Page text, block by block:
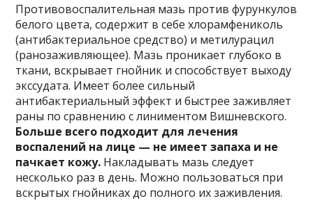
Противовоспалительная мазь против фурункулов
белого цвета, содержит в себе хлорамфениколь
(антибактериальное средство) и метилурацил
(ранозаживляющее). Мазь проникает глубоко в
ткани, вскрывает гнойник и способствует выходу
экссудата. Имеет более сильный
антибактериальный эффект и быстрее заживляет
раны по сравнению с линиментом Вишневского.
Больше всего подходит для лечения
воспалений на лице — не имеет запаха и не
пачкает кожу. Накладывать мазь следует
несколько раз в день. Можно пользоваться при
вскрытых гнойниках до полного их заживления.